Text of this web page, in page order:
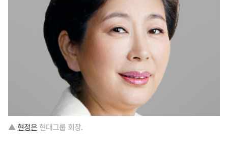
▲현정은 현대그룹 회장.